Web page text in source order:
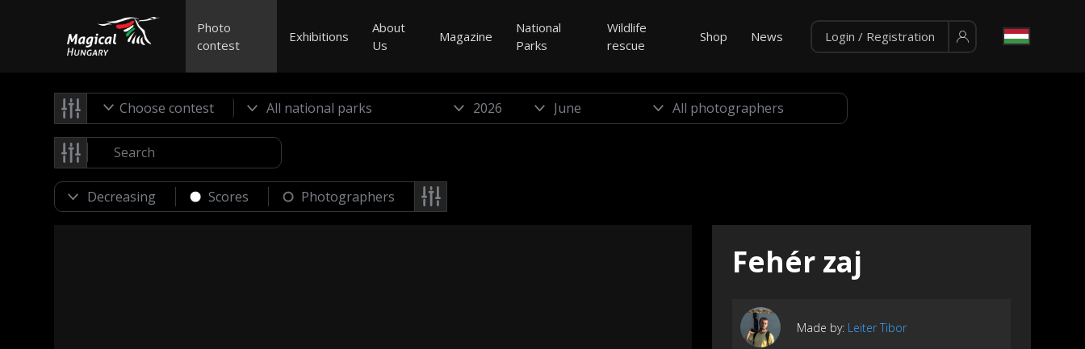
Photo
contest
Exhibitions
About
Us
Magazine
National
Parks
Wildlife
rescue
Shop News Login / Registration
Choose contest
Scores Photographers
Fehér zaj
Made by: Leiter Tibor